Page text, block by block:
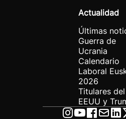
Actualidad
Últimas
Guerra de
Ucrania
Calendario
Laboral
2026
Titulares
EEUU y